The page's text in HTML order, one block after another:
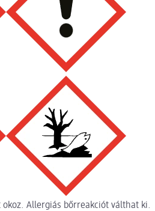
Allergiás bőrreakciót válthat ki.